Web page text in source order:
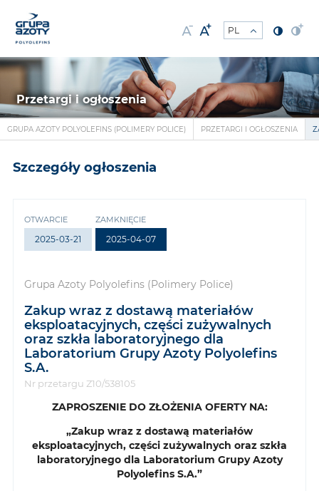
Przetargi i ogłoszenia
GRUPA AZOTY POLYOLEFINS (POLIMERY POLICE) PRZETARGI I OGŁOSZENIA
Szczegóły ogłoszenia
OTWARCIE
2025-03-21
ZAMKNIĘCIE
2025-04-07
Grupa Azoty Polyolefins (Polimery Police)
Zakup wraz z dostawą materiałów
eksploatacyjnych, części zużywalnych
oraz szkła laboratoryjnego dla
Laboratorium Grupy Azoty Polyolefins
S.A.
Nr przetargu Z10/538105
ZAPROSZENIE DO ZŁOŻENIA OFERTY NA:
„Zakup wraz z dostawą materiałów
eksploatacyjnych, części zużywalnych oraz szkła
laboratoryjnego dla Laboratorium Grupy Azoty
Polyolefins S.A.”